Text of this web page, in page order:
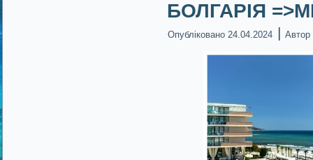
БОЛГАРІЯ
Опубліковано 24.04.2024 | Автор